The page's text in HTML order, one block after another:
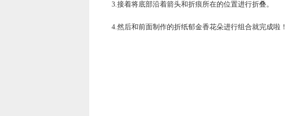
3.接着将底部沿着箭头和折痕所在的位置进行折叠。
4.然后和前面制作的折纸郁金香花朵进行组合就完成啦！